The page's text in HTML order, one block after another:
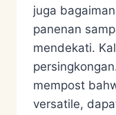
juga
panenan
mendekati.
mempost
versatile,